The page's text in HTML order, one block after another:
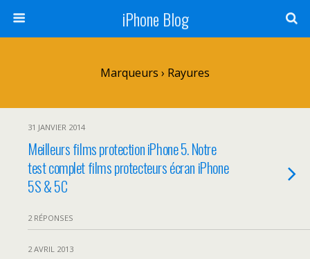
iPhone Blog
Marqueurs › Rayures
31 JANVIER 2014
Meilleurs films protection iPhone 5. Notre
test complet films protecteurs écran iPhone
5S & 5C
2 RÉPONSES
2 AVRIL 2013